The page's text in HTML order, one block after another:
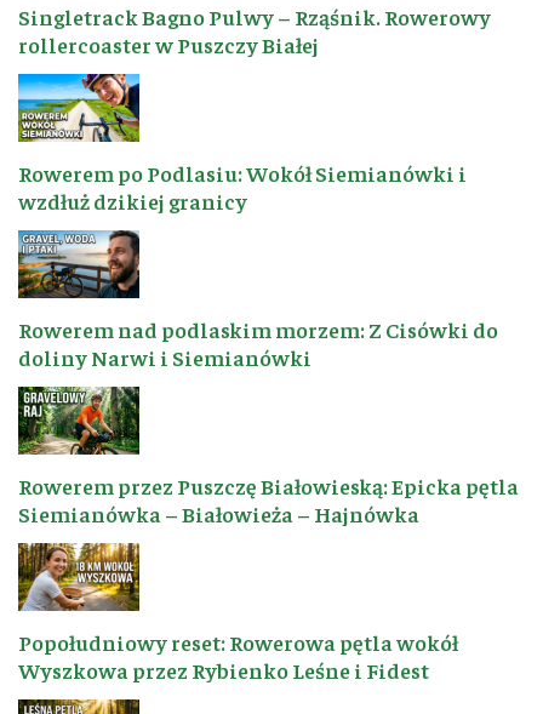
Singletrack Bagno Pulwy – Rząśnik. Rowerowy
rollercoaster w Puszczy Białej
Rowerem po Podlasiu: Wokół Siemianówki i
wzdłuż dzikiej granicy
Rowerem nad podlaskim morzem: Z Cisówki do
doliny Narwi i Siemianówki
Rowerem przez Puszczę Białowieską: Epicka pętla
Siemianówka – Białowieża – Hajnówka
Popołudniowy reset: Rowerowa pętla wokół
Wyszkowa przez Rybienko Leśne i Fidest